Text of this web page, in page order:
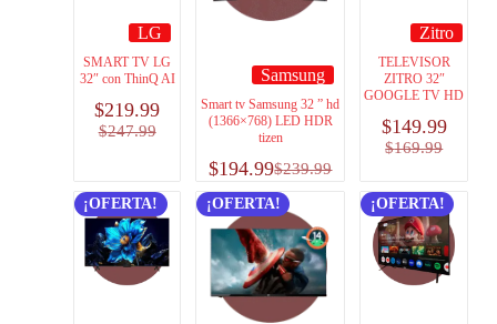
LG
SMART TV LG
32″ con ThinQ AI
$247.99
$219.99
Samsung
Smart tv Samsung 32 ” hd
(1366×768) LED HDR
tizen
$239.99
$194.99
Zitro
TELEVISOR
ZITRO 32″
GOOGLE TV HD
$169.99
$149.99
¡OFERTA! ¡OFERTA! ¡OFERTA!